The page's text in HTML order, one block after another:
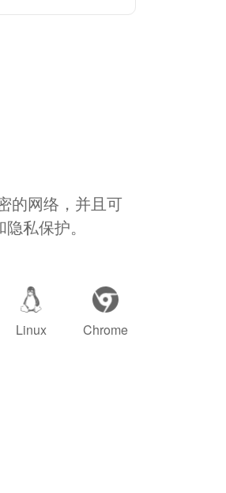
的网络，并且可
私保护。
Linux Chrome